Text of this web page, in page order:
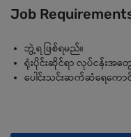
Job
ဘွဲ့ရ ဖြစ်ရမည်။
ရုံးပိုင်းဆိုင်ရာ လုပ်ငန်းအ
ပေါင်းသင်းဆက်ဆံရေကောင်